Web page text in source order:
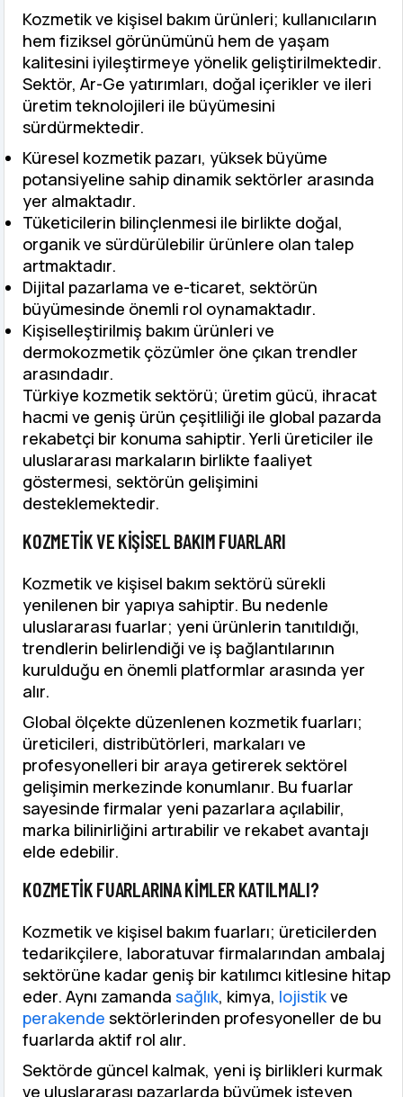
Kozmetik ve kişisel bakım ürünleri; kullanıcıların
hem fiziksel görünümünü hem de yaşam
kalitesini iyileştirmeye yönelik geliştirilmektedir.
Sektör, Ar-Ge yatırımları, doğal içerikler ve ileri
üretim teknolojileri ile büyümesini
sürdürmektedir.
Küresel kozmetik pazarı, yüksek büyüme
potansiyeline sahip dinamik sektörler arasında
yer almaktadır.
Tüketicilerin bilinçlenmesi ile birlikte doğal,
organik ve sürdürülebilir ürünlere olan talep
artmaktadır.
Dijital pazarlama ve e-ticaret, sektörün
büyümesinde önemli rol oynamaktadır.
Kişiselleştirilmiş bakım ürünleri ve
dermokozmetik çözümler öne çıkan trendler
arasındadır.
Türkiye kozmetik sektörü; üretim gücü, ihracat
hacmi ve geniş ürün çeşitliliği ile global pazarda
rekabetçi bir konuma sahiptir. Yerli üreticiler ile
uluslararası markaların birlikte faaliyet
göstermesi, sektörün gelişimini
desteklemektedir.
KOZMETIK VE KIŞISEL BAKIM FUARLARI
Kozmetik ve kişisel bakım sektörü sürekli
yenilenen bir yapıya sahiptir. Bu nedenle
uluslararası fuarlar; yeni ürünlerin tanıtıldığı,
trendlerin belirlendiği ve iş bağlantılarının
kurulduğu en önemli platformlar arasında yer
alır.
Global ölçekte düzenlenen kozmetik fuarları;
üreticileri, distribütörleri, markaları ve
profesyonelleri bir araya getirerek sektörel
gelişimin merkezinde konumlanır. Bu fuarlar
sayesinde firmalar yeni pazarlara açılabilir,
marka bilinirliğini artırabilir ve rekabet avantajı
elde edebilir.
KOZMETIK FUARLARINA KIMLER KATILMALI?
Kozmetik ve kişisel bakım fuarları; üreticilerden
tedarikçilere, laboratuvar firmalarından ambalaj
sektörüne kadar geniş bir katılımcı kitlesine hitap
eder. Aynı zamandasağlık, kimya, lojistikve
perakende sektörlerinden profesyoneller de bu
fuarlarda aktif rol alır.
Sektörde güncel kalmak, yeni iş birlikleri kurmak
ve uluslararası pazarlarda büyümek isteyen